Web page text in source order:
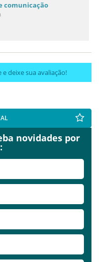
comunicação
deixe sua avaliação!
novidades por